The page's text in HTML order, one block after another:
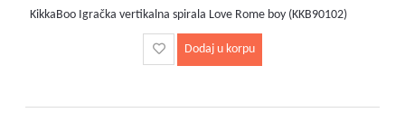
KikkaBoo Igračka vertikalna spirala Love Rome boy (KKB90102)
Dodaj u korpu